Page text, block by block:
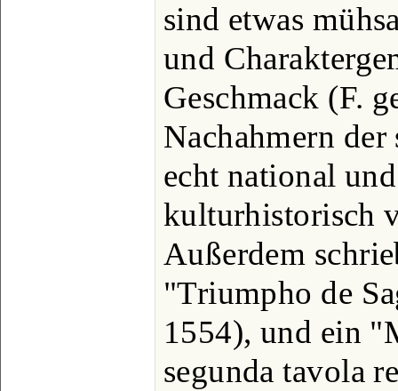
sind etwas
und
Geschmack (F.
Nachahmern
echt national
kulturhistorisch
Außerdem
"Triumpho de
1554), und ein
segunda tavola